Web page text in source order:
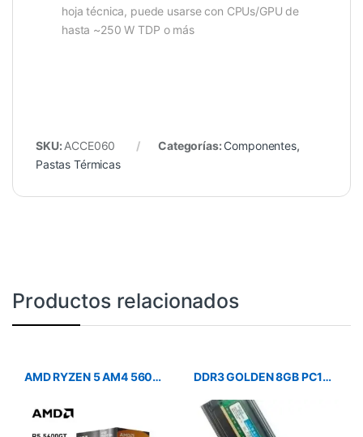
hoja técnica, puede usarse con CPUs/GPU de
hasta ~250 W TDP o más
SKU: ACCE060 Categorías: Componentes,
Pastas Térmicas
Productos relacionados
AMD RYZEN 5 AM4 5600GT 3.6GHZ DDR3 GOLDEN 8GB PC1600